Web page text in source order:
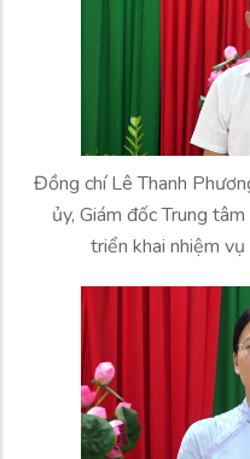
Đồng chí Lê Thanh
ủy, Giám đốc Trung
triển khai nhiệm